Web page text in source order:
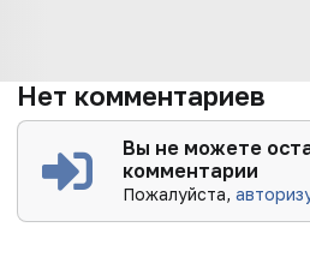
Нет комментариев
Вы не можете
комментарии
Пожалуйста,